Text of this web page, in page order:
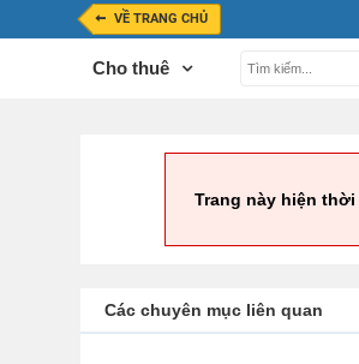
VỀ TRANG CHỦ
Cho thuê
Trang này hiện
Các chuyên mục liên quan